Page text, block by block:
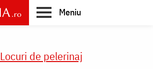
Meniu
Locuri de pelerinaj